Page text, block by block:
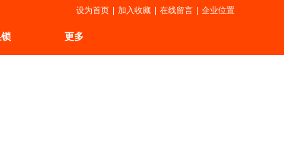
更多
设为首页 加入收藏 在线留言 企业位置